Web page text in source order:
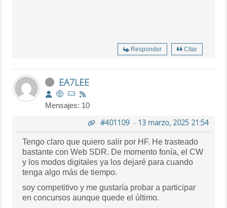
Responder Citar
EA7LEE
Mensajes: 10
#401109- 13 marzo, 2025 21:54
Tengo claro que quiero salir por HF. He trasteado
bastante con Web SDR. De momento fonía, el CW
y los modos digitales ya los dejaré para cuando
tenga algo más de tiempo.
soy competitivo y me gustaría probar a participar
en concursos aunque quede el último.